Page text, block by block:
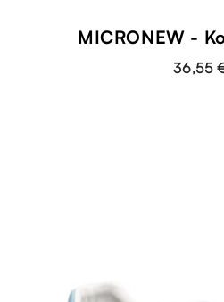
MICRONEW -
36,55